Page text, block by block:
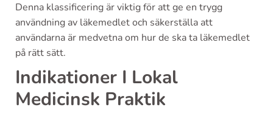
Denna klassificering är viktig för att ge en trygg
användning av läkemedlet och säkerställa att
användarna är medvetna om hur de ska ta läkemedlet
på rätt sätt.
Indikationer I Lokal
Medicinsk Praktik